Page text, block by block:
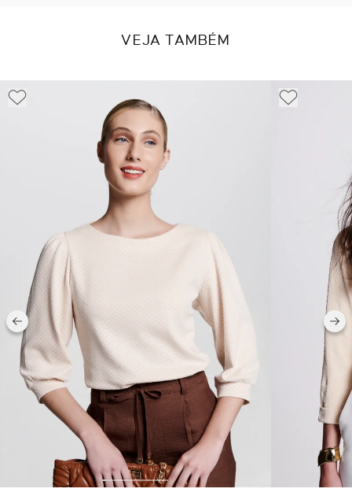
VEJA TAMBÉM